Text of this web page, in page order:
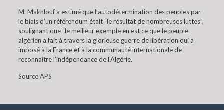
M. Makhlouf a estimé que l’autodétermination des peuples par
le biais d’un référendum était “le résultat de nombreuses luttes”,
soulignant que “le meilleur exemple en est ce que le peuple
algérien a fait à travers la glorieuse guerre de libération qui a
imposé à la France et à la communauté internationale de
reconnaître l’indépendance de l’Algérie.
Source APS